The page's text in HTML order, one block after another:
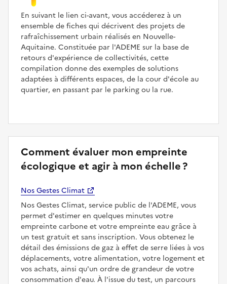
En suivant le lien ci-avant, vous accéderez à un
ensemble de fiches qui décrivent des projets de
rafraîchissement urbain réalisés en Nouvelle-
Aquitaine. Constituée par l'ADEME sur la base de
retours d'expérience de collectivités, cette
compilation donne des exemples de solutions
adaptées à différents espaces, de la cour d'école au
quartier, en passant par le parking ou la rue.
Comment évaluer mon empreinte
écologique et agir à mon échelle ?
Nos Gestes Climat
Nos Gestes Climat, service public de l'ADEME, vous
permet d'estimer en quelques minutes votre
empreinte carbone et votre empreinte eau grâce à
un test gratuit et sans inscription. Vous obtenez le
détail des émissions de gaz à effet de serre liées à vos
déplacements, votre alimentation, votre logement et
vos achats, ainsi qu'un ordre de grandeur de votre
consommation d'eau. À l'issue du test, un parcours